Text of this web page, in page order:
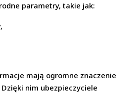
parametry, takie jak:
mają ogromne znaczenie
nim ubezpieczyciele